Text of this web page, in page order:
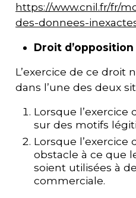
https://www.cnil.fr/fr/
des-donnees-
Droit d’opposition
L’exercice de ce droit
dans l’une des deux
Lorsque
sur des motifs
Lorsque l’exercice
obstacle à ce que
soient utilisées à
commerciale.